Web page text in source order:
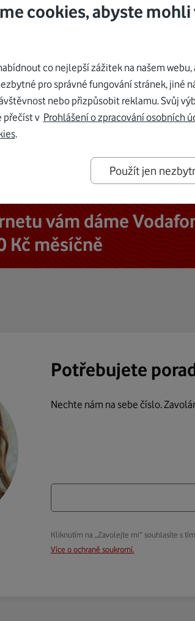
vám dáme
Kč měsíčně
Potřebujete
Nechte nám na sebe číslo.
Kliknutím na „Zavolejte mi“ souhlasíte s
Více o ochraně soukromí.
cookies, abyste
co nejlepší zážitek na našem
pro správné fungování stránek, jiné
nebo přizpůsobit reklamu. Svůj
přečíst v Prohlášení o zpracování osobních
.
Použít jen